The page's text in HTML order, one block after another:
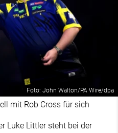
Foto: John Walton/PA Wire/dpa
mit Rob Cross für sich
Luke Littler steht bei der